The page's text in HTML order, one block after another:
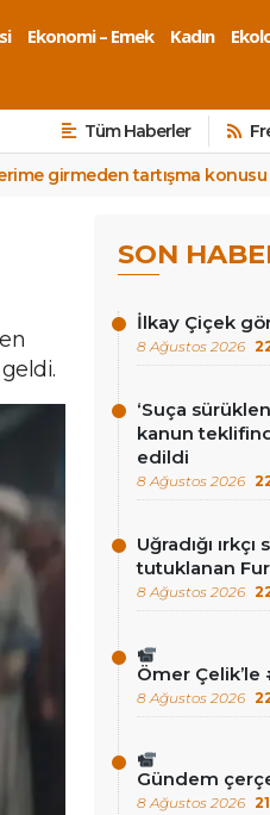
Ekonomi – Emek Kadın
Tüm Haberler
girmeden tartışma
SON
İlkay Çiçek
8 Ağustos 2026
‘Suça
kanun
edildi
8 Ağustos 2026
Uğradığı ırkçı
tutuklanan
8 Ağustos 2026
Ömer Çelik’le
8 Ağustos 2026
Gündem
8 Ağustos 2026